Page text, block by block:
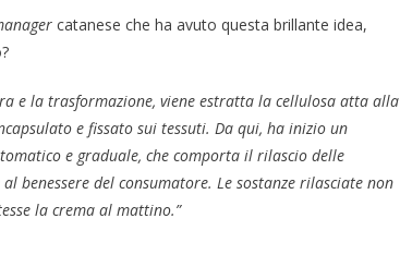
catanese che ha avuto questa brillante idea,
e la trasformazione, viene estratta la cellulosa atta alla
e fissato sui tessuti. Da qui, ha inizio un
e graduale, che comporta il rilascio delle
benessere del consumatore. Le sostanze rilasciate non
la crema al mattino.”